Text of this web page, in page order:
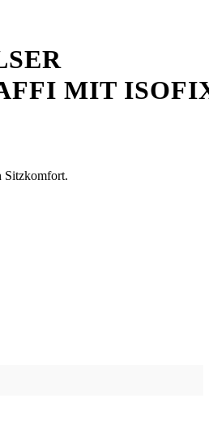
MIT
Sitzkomfort.